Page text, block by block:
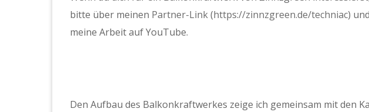
bitte über meinen Partner-Link(https://zinnzgreen.de/techniac)
meine Arbeit auf YouTube.
Den Aufbau des Balkonkraftwerkes zeige ich gemeinsam mit den